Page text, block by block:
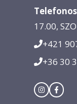
17.00,
+421
+36 30